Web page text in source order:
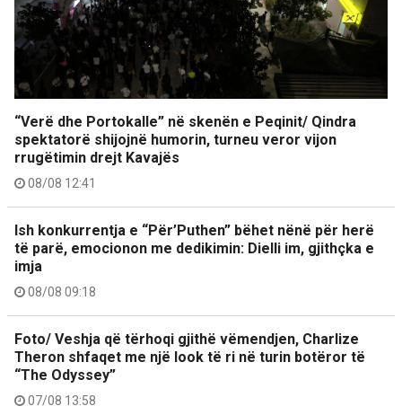
“Verë dhe Portokalle” në skenën e Peqinit/ Qindra
spektatorë shijojnë humorin, turneu veror vijon
rrugëtimin drejt Kavajës
08/08 12:41
Ish konkurrentja e “Për’Puthen” bëhet nënë për herë
të parë, emocionon me dedikimin: Dielli im, gjithçka e
imja
08/08 09:18
Foto/ Veshja që tërhoqi gjithë vëmendjen, Charlize
Theron shfaqet me një look të ri në turin botëror të
“The Odyssey”
07/08 13:58